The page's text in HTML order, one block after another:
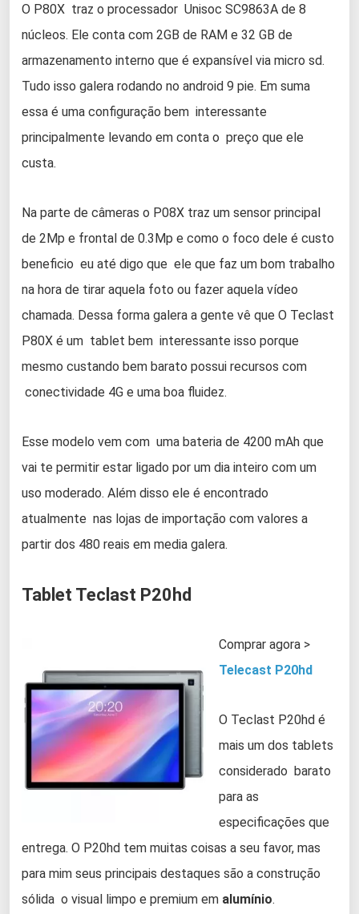
O P80X traz o processador Unisoc SC9863A de 8
núcleos. Ele conta com 2GB de RAM e 32 GB de
armazenamento interno que é expansível via micro sd.
Tudo isso galera rodando no android 9 pie. Em suma
essa é uma configuração bem interessante
principalmente levando em conta o preço que ele
custa.
Na parte de câmeras o P08X traz um sensor principal
de 2Mp e frontal de 0.3Mp e como o foco dele é custo
beneficio eu até digo que ele que faz um bom trabalho
na hora de tirar aquela foto ou fazer aquela vídeo
chamada. Dessa forma galera a gente vê que O Teclast
P80X é um tablet bem interessante isso porque
mesmo custando bem barato possui recursos com
conectividade 4G e uma boa fluidez.
Esse modelo vem com uma bateria de 4200 mAh que
vai te permitir estar ligado por um dia inteiro com um
uso moderado. Além disso ele é encontrado
atualmente nas lojas de importação com valores a
partir dos 480 reais em media galera.
Tablet Teclast P20hd
Comprar agora >
Telecast P20hd
O Teclast P20hd é
mais um dos tablets
considerado barato
para as
especificações que
entrega. O P20hd tem muitas coisas a seu favor, mas
para mim seus principais destaques são a construção
sólida o visual limpo e premium em alumínio.